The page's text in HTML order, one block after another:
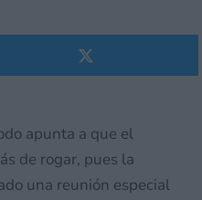
apunta a que el
de rogar, pues la
una reunión especial